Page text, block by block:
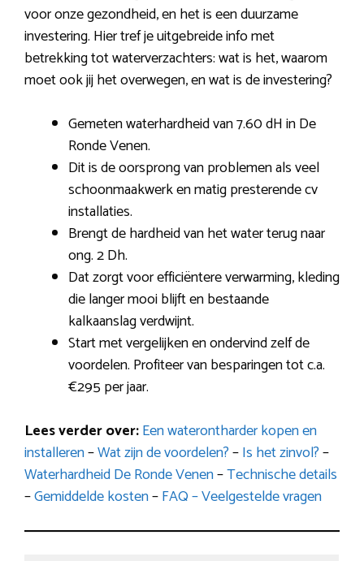
voor onze gezondheid, en het is een duurzame
investering. Hier tref je uitgebreide info met
betrekking tot waterverzachters: wat is het, waarom
moet ook jij het overwegen, en wat is de investering?
Gemeten waterhardheid van 7.60 dH in De
Ronde Venen.
Dit is de oorsprong van problemen als veel
schoonmaakwerk en matig presterende cv
installaties.
Brengt de hardheid van het water terug naar
ong. 2 Dh.
Dat zorgt voor efficiëntere verwarming, kleding
die langer mooi blijft en bestaande
kalkaanslag verdwijnt.
Start met vergelijken en ondervind zelf de
voordelen. Profiteer van besparingen tot c.a.
€295 per jaar.
Lees verder over:Een waterontharder kopen en
installeren–Wat zijn de voordelen?–Is het zinvol?–
Waterhardheid De Ronde Venen–Technische details
–Gemiddelde kosten–FAQ – Veelgestelde vragen